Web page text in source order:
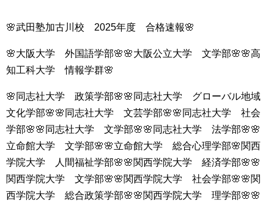
🌸武田塾加古川校 2025年度 合格速報🌸
🌸大阪大学 外国語学部🌸🌸大阪公立大学 文学部🌸🌸高
知工科大学 情報学群🌸
🌸同志社大学 政策学部🌸🌸同志社大学 グローバル地域
文化学部🌸🌸同志社大学 文芸学部🌸🌸同志社大学 社会
学部🌸🌸同志社大学 文学部🌸🌸同志社大学 法学部🌸🌸
立命館大学 文学部🌸🌸立命館大学 総合心理学部🌸関西
学院大学 人間福祉学部🌸🌸関西学院大学 経済学部🌸🌸
関西学院大学 文学部🌸🌸関西学院大学 社会学部🌸🌸関
西学院大学 総合政策学部🌸🌸関西学院大学 理学部🌸🌸